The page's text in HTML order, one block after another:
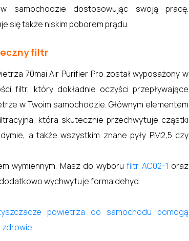
samochodzie dostosowując swoją pracę.
się także niskim poborem prądu.
filtr
70mai Air Purifier Pro został wyposażony w
filtr, który dokładnie oczyści przepływające
w Twoim samochodzie. Głównym elementem
która skutecznie przechwytuje cząstki
a także wszystkim znane pyły PM2,5 czy
wymiennym. Masz do wyborufiltr AC02-1 oraz
wychwytuje formaldehyd.
powietrza do samochodu pomogą
zdrowie